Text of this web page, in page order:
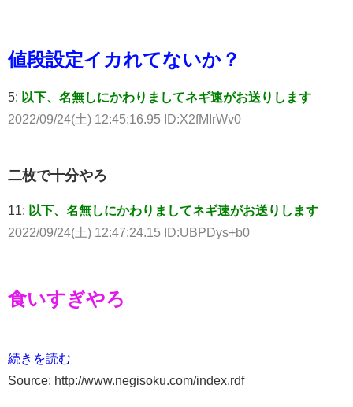
値段設定イカれてないか？
5: 以下、名無しにかわりましてネギ速がお送りします
2022/09/24(土) 12:45:16.95 ID:X2fMIrWv0
二枚で十分やろ
11: 以下、名無しにかわりましてネギ速がお送りします
2022/09/24(土) 12:47:24.15 ID:UBPDys+b0
食いすぎやろ
続きを読む
Source: http://www.negisoku.com/index.rdf